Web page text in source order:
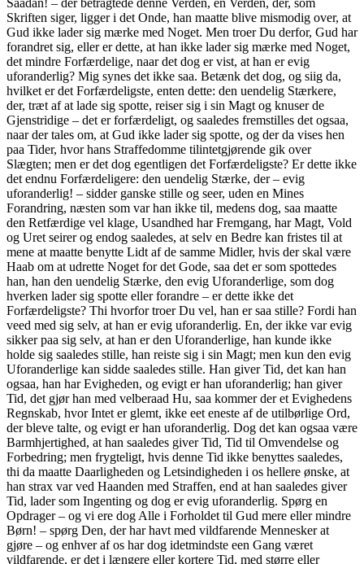
Saadan! – der betragtede denne Verden, en Verden, der, som
Skriften siger, ligger i det Onde, han maatte blive mismodig over, at
Gud ikke lader sig mærke med Noget. Men troer Du derfor, Gud har
forandret sig, eller er dette, at han ikke lader sig mærke med Noget,
det mindre Forfærdelige, naar det dog er vist, at han er evig
uforanderlig? Mig synes det ikke saa. Betænk det dog, og siig da,
hvilket er det Forfærdeligste, enten dette: den uendelig Stærkere,
der, træt af at lade sig spotte, reiser sig i sin Magt og knuser de
Gjenstridige – det er forfærdeligt, og saaledes fremstilles det ogsaa,
naar der tales om, at Gud ikke lader sig spotte, og der da vises hen
paa Tider, hvor hans Straffedomme tilintetgjørende gik over
Slægten; men er det dog egentligen det Forfærdeligste? Er dette ikke
det endnu Forfærdeligere: den uendelig Stærke, der – evig
uforanderlig! – sidder ganske stille og seer, uden en Mines
Forandring, næsten som var han ikke til, medens dog, saa maatte
den Retfærdige vel klage, Usandhed har Fremgang, har Magt, Vold
og Uret seirer og endog saaledes, at selv en Bedre kan fristes til at
mene at maatte benytte Lidt af de samme Midler, hvis der skal være
Haab om at udrette Noget for det Gode, saa det er som spottedes
han, han den uendelig Stærke, den evig Uforanderlige, som dog
hverken lader sig spotte eller forandre – er dette ikke det
Forfærdeligste? Thi hvorfor troer Du vel, han er saa stille? Fordi han
veed med sig selv, at han er evig uforanderlig. En, der ikke var evig
sikker paa sig selv, at han er den Uforanderlige, han kunde ikke
holde sig saaledes stille, han reiste sig i sin Magt; men kun den evig
Uforanderlige kan sidde saaledes stille. Han giver Tid, det kan han
ogsaa, han har Evigheden, og evigt er han uforanderlig; han giver
Tid, det gjør han med velberaad Hu, saa kommer der et Evighedens
Regnskab, hvor Intet er glemt, ikke eet eneste af de utilbørlige Ord,
der bleve talte, og evigt er han uforanderlig. Dog det kan ogsaa være
Barmhjertighed, at han saaledes giver Tid, Tid til Omvendelse og
Forbedring; men frygteligt, hvis denne Tid ikke benyttes saaledes,
thi da maatte Daarligheden og Letsindigheden i os hellere ønske, at
han strax var ved Haanden med Straffen, end at han saaledes giver
Tid, lader som Ingenting og dog er evig uforanderlig. Spørg en
Opdrager – og vi ere dog Alle i Forholdet til Gud mere eller mindre
Børn! – spørg Den, der har havt med vildfarende Mennesker at
gjøre – og enhver af os har dog idetmindste een Gang været
vildfarende, er det i længere eller kortere Tid, med større eller